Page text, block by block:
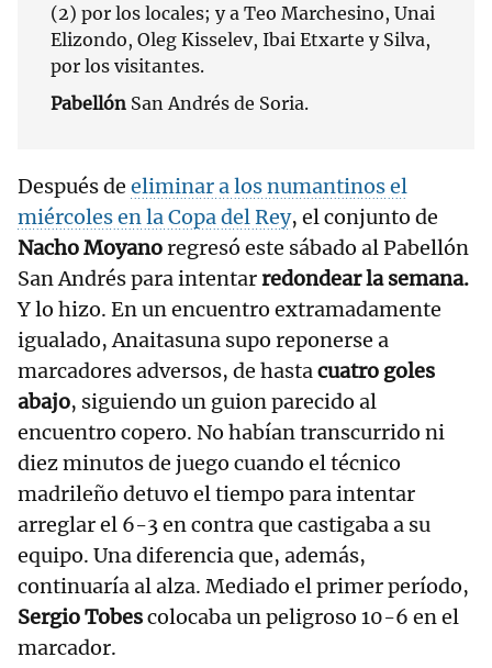
(2) por los locales; y a Teo Marchesino, Unai
Elizondo, Oleg Kisselev, Ibai Etxarte y Silva,
por los visitantes.
Pabellón San Andrés de Soria.
Después de eliminar a los numantinos el
miércoles en la Copa del Rey, el conjunto de
Nacho Moyanoregresó este sábado al Pabellón
San Andrés para intentarredondear la semana.
Y lo hizo. En un encuentro extramadamente
igualado, Anaitasuna supo reponerse a
marcadores adversos, de hastacuatro goles
abajo, siguiendo un guion parecido al
encuentro copero. No habían transcurrido ni
diez minutos de juego cuando el técnico
madrileño detuvo el tiempo para intentar
arreglar el 6-3 en contra que castigaba a su
equipo. Una diferencia que, además,
continuaría al alza. Mediado el primer período,
Sergio Tobescolocaba un peligroso 10-6 en el
marcador.